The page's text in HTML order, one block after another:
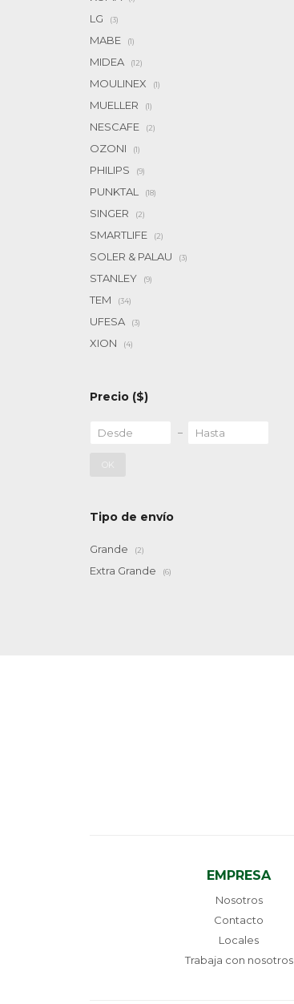
LG (3)
MABE (1)
MIDEA (12)
MOULINEX (1)
MUELLER (1)
NESCAFE (2)
OZONI (1)
PHILIPS (9)
PUNKTAL (18)
SINGER (2)
SMARTLIFE (2)
SOLER & PALAU (3)
STANLEY (9)
TEM (34)
UFESA (3)
XION (4)
Precio ($)
OK
Tipo de envío
Grande (2)
Extra Grande (6)
EMPRESA
Nosotros
Contacto
Locales
Trabaja con nosotros